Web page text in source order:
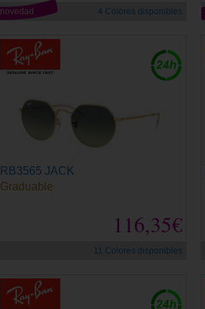
novedad 4 Colores disponibles
RB3565 JACK
116,35€
Graduable
11 Colores disponibles